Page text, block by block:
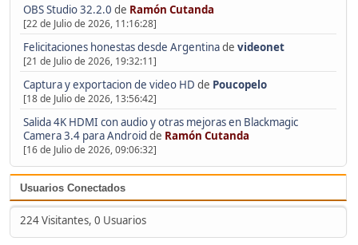
OBS Studio 32.2.0 de Ramón Cutanda
[22 de Julio de 2026, 11:16:28]
Felicitaciones honestas desde Argentinade videonet
[21 de Julio de 2026, 19:32:11]
Captura y exportacion de video HD de Poucopelo
[18 de Julio de 2026, 13:56:42]
Salida 4K HDMI con audio y otras mejoras en Blackmagic
Camera 3.4 para Android de Ramón Cutanda
[16 de Julio de 2026, 09:06:32]
Usuarios Conectados
224 Visitantes, 0 Usuarios